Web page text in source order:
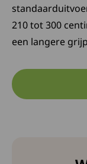
210 tot 300
een langere